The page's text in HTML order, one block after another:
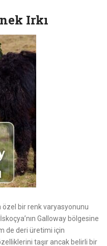
Irkı
özel bir renk varyasyonunu
Galloway bölgesine
de deri üretimi için
taşır ancak belirli bir